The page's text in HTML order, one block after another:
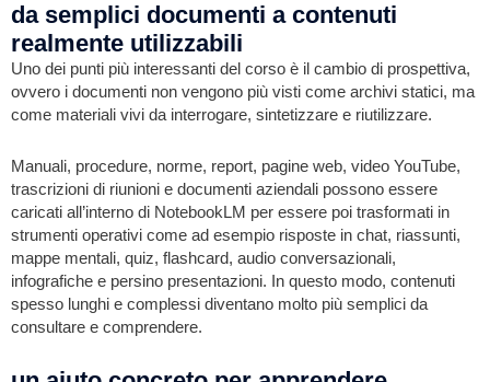
da semplici documenti a contenuti
realmente utilizzabili
Uno dei punti più interessanti del corso è il cambio di prospettiva,
ovvero i documenti non vengono più visti come archivi statici, ma
come materiali vivi da interrogare, sintetizzare e riutilizzare.
Manuali, procedure, norme, report, pagine web, video YouTube,
trascrizioni di riunioni e documenti aziendali possono essere
caricati all’interno di NotebookLM per essere poi trasformati in
strumenti operativi come ad esempio risposte in chat, riassunti,
mappe mentali, quiz, flashcard, audio conversazionali,
infografiche e persino presentazioni. In questo modo, contenuti
spesso lunghi e complessi diventano molto più semplici da
consultare e comprendere.